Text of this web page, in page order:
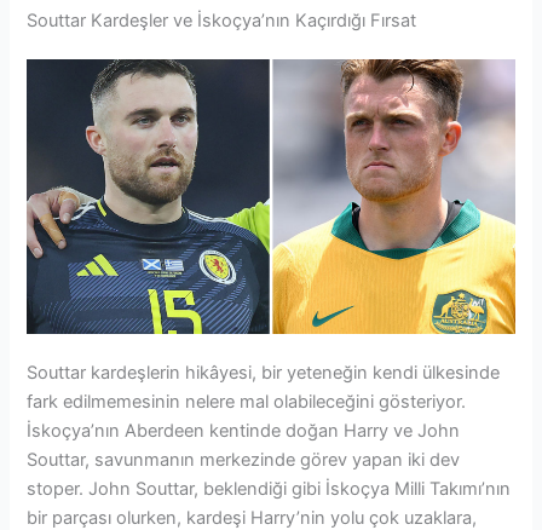
Souttar Kardeşler ve İskoçya’nın Kaçırdığı Fırsat
Souttar kardeşlerin hikâyesi, bir yeteneğin kendi ülkesinde
fark edilmemesinin nelere mal olabileceğini gösteriyor.
İskoçya’nın Aberdeen kentinde doğan Harry ve John
Souttar, savunmanın merkezinde görev yapan iki dev
stoper. John Souttar, beklendiği gibi İskoçya Milli Takımı’nın
bir parçası olurken, kardeşi Harry’nin yolu çok uzaklara,